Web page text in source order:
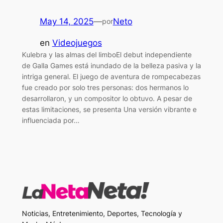
May 14, 2025—porNeto
en Videojuegos
Kulebra y las almas del limboEl debut independiente
de Galla Games está inundado de la belleza pasiva y la
intriga general. El juego de aventura de rompecabezas
fue creado por solo tres personas: dos hermanos lo
desarrollaron, y un compositor lo obtuvo. A pesar de
estas limitaciones, se presenta Una versión vibrante e
influenciada por…
Noticias, Entretenimiento, Deportes, Tecnología y